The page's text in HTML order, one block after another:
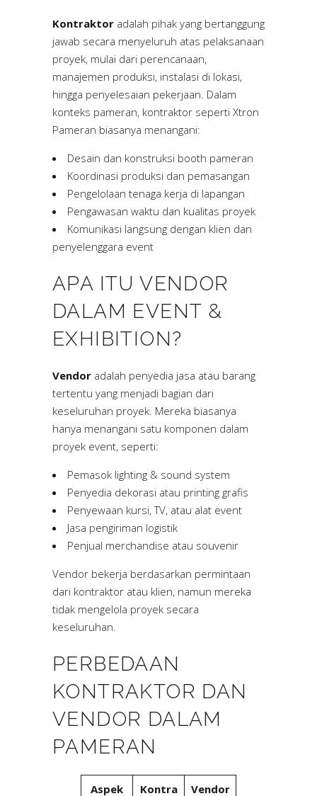
Kontraktor adalah pihak yang bertanggung
jawab secara menyeluruh atas pelaksanaan
proyek, mulai dari perencanaan,
manajemen produksi, instalasi di lokasi,
hingga penyelesaian pekerjaan. Dalam
konteks pameran, kontraktor seperti Xtron
Pameran biasanya menangani:
Desain dan konstruksi booth pameran
Koordinasi produksi dan pemasangan
Pengelolaan tenaga kerja di lapangan
Pengawasan waktu dan kualitas proyek
Komunikasi langsung dengan klien dan
penyelenggara event
APA ITU VENDOR
DALAM EVENT &
EXHIBITION?
Vendor adalah penyedia jasa atau barang
tertentu yang menjadi bagian dari
keseluruhan proyek. Mereka biasanya
hanya menangani satu komponen dalam
proyek event, seperti:
Pemasok lighting & sound system
Penyedia dekorasi atau printing grafis
Penyewaan kursi, TV, atau alat event
Jasa pengiriman logistik
Penjual merchandise atau souvenir
Vendor bekerja berdasarkan permintaan
dari kontraktor atau klien, namun mereka
tidak mengelola proyek secara
keseluruhan.
PERBEDAAN
KONTRAKTOR DAN
VENDOR DALAM
PAMERAN
Aspek Kontra Vendor